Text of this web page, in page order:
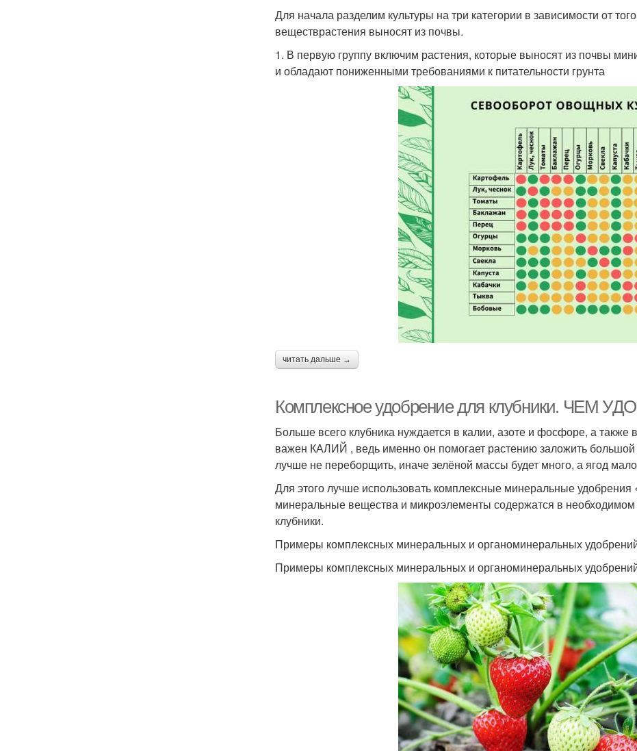
Для начала разделим культуры на три категории в зависимости от
веществрастения выносят из почвы.
1. В первую группу включим растения, которые выносят из почвы
и обладают пониженными требованиями к питательности грунта
читать дальше →
Комплексное удобрение для клубники. ЧЕМ
Больше всего клубника нуждается в калии, азоте и фосфоре, а
важен КАЛИЙ , ведь именно он помогает растению заложить
лучше не переборщить, иначе зелёной массы будет много, а ягод
Для этого лучше использовать комплексные минеральные
минеральные вещества и микроэлементы содержатся в необходимом
клубники.
Примеры комплексных минеральных и органоминеральных
Примеры комплексных минеральных и органоминеральных